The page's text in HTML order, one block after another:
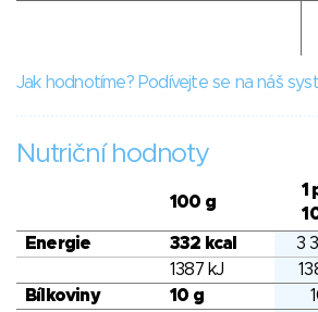
Jak hodnotíme? Podívejte se na náš
Nutriční hodnoty
100 g
1
Energie 332 kcal 3
1387 kJ
Bílkoviny
10 g